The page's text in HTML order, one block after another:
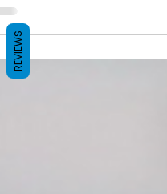
רוצה גמישות בהפעלה.
בזמן המלחמה הפתרון
REVIEWS